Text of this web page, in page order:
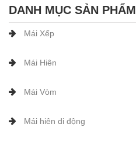
DANH MỤC SẢN PHẨM
Mái Xếp
Mái Hiên
Mái Vòm
Mái hiên di động